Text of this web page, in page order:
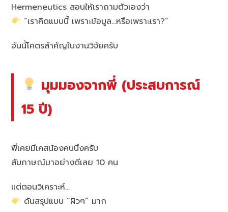
Hermeneutics สอนให้เราถามตัวเองว่า
“เราคิดแบบนี้ เพราะข้อมูล…หรือเพราะเรา?”
อันนี้โคตรสำคัญในงานวิจัยครับ
มุมมองจากพี่ (ประสบการณ์
15 ปี)
พี่เคยมีเคสน้องคนนึงครับ
สัมภาษณ์มาอย่างดีเลย 10 คน
แต่ตอนวิเคราะห์…
ดันสรุปแบบ “ผิวๆ” มาก